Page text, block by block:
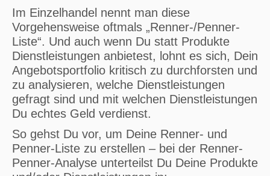
Im Einzelhandel nennt man diese
Vorgehensweise oftmals „Renner-/Penner-
Liste“. Und auch wenn Du statt Produkte
Dienstleistungen anbietest, lohnt es sich, Dein
Angebotsportfolio kritisch zu durchforsten und
zu analysieren, welche Dienstleistungen
gefragt sind und mit welchen Dienstleistungen
Du echtes Geld verdienst.
So gehst Du vor, um Deine Renner- und
Penner-Liste zu erstellen – bei der Renner-
Penner-Analyse unterteilst Du Deine Produkte